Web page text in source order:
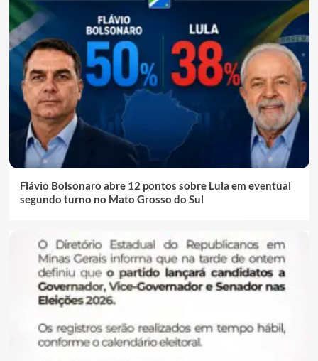
Flávio Bolsonaro abre 12 pontos sobre Lula em eventual
segundo turno no Mato Grosso do Sul